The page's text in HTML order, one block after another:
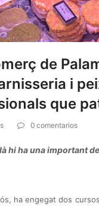
de
i
que
0 comentarios
hi ha una important
ha engegat dos